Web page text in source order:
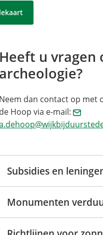
Heeft u vragen
archeologie?
Neem dan contact op met
de Hoop via e-mail:
Subsidies en
Monumenten